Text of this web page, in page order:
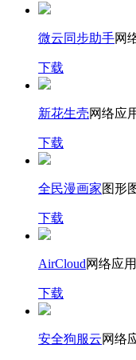
微云同步助手网
下载
新花生壳网络应
下载
全民漫画家图形
下载
AirCloud网络应用
下载
安全狗服云网络